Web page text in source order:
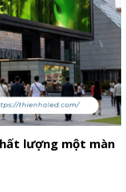
lượng một màn